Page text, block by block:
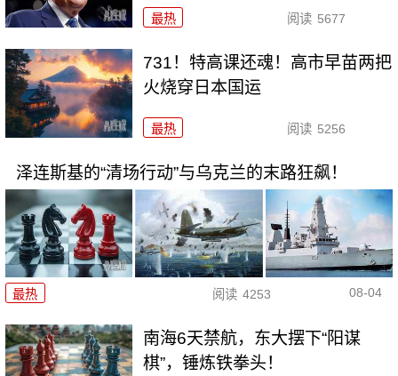
最热 阅读 5677
731！特高课还魂！高市早苗两把
火烧穿日本国运
最热 阅读 5256
泽连斯基的“清场行动”与乌克兰的末路狂飙！
最热 阅读 4253 08-04
南海6天禁航，东大摆下“阳谋
棋”，锤炼铁拳头！